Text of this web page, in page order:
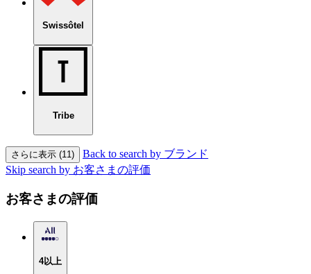
Swissôtel
Tribe
さらに表示 (11)
Back to search by ブランド
Skip search by お客さまの評価
お客さまの評価
4以上